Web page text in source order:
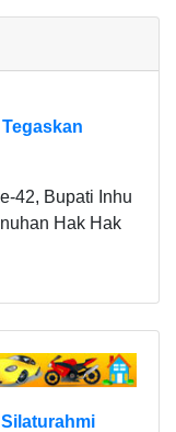
42, Bupati Inhu
Hak Hak